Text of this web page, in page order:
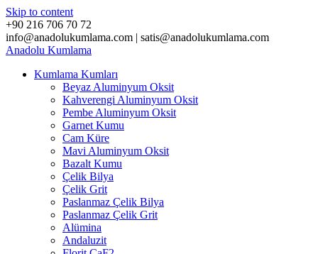
Skip to content
+90 216 706 70 72
info@anadolukumlama.com | satis@anadolukumlama.com
Anadolu Kumlama
Kumlama Kumları
Beyaz Aluminyum Oksit
Kahverengi Aluminyum Oksit
Pembe Aluminyum Oksit
Garnet Kumu
Cam Küre
Mavi Aluminyum Oksit
Bazalt Kumu
Çelik Bilya
Çelik Grit
Paslanmaz Çelik Bilya
Paslanmaz Çelik Grit
Alümina
Andaluzit